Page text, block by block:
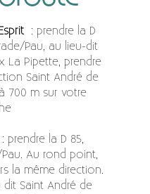
: prendre la D
Pau, au lieu-dit
La Pipette, prendre
Saint André de
700 m sur votre
: prendre la D 85,
Au rond point,
la même direction.
Saint André de